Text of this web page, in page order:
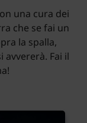
una cura dei
che se fai un
la spalla,
avvererà. Fai il